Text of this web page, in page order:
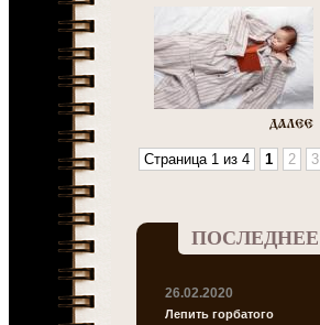
Страница 1 из 4 1 2 3
ПОСЛЕДНЕЕ
26.02.2020
Лепить горбатого